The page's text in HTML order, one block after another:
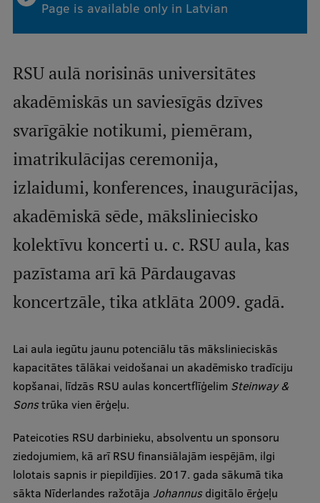
galvenā
izvēlne
Undergraduate Programmes
Postgraduate Study Programmes
International Student Ambassadors
About Us
Student life
Study bases
Page is available only in Latvian
RSU aulā norisinās universitātes
akadēmiskās un saviesīgās dzīves
svarīgākie notikumi, piemēram,
imatrikulācijas ceremonija,
izlaidumi, konferences, inaugurācijas,
akadēmiskā sēde, māksliniecisko
kolektīvu koncerti u. c. RSU aula, kas
pazīstama arī kā Pārdaugavas
koncertzāle, tika atklāta 2009. gadā.
Lai aula iegūtu jaunu potenciālu tās mākslinieciskās
kapacitātes tālākai veidošanai un akadēmisko tradīciju
kopšanai, līdzās RSU aulas koncertflīģelim Steinway &
Sonstrūka vien ērģeļu.
Pateicoties RSU darbinieku, absolventu un sponsoru
ziedojumiem, kā arī RSU finansiālajām iespējām, ilgi
lolotais sapnis ir piepildījies. 2017. gada sākumā tika
sākta Nīderlandes ražotāja Johannusdigitālo ērģeļu